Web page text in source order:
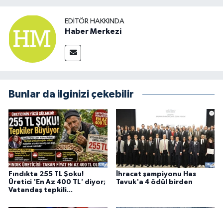
EDITÖR HAKKINDA
Haber Merkezi
Bunlar da ilginizi çekebilir
Fındıkta 255 TL Şoku!
Üretici 'En Az 400 TL' diyor;
Vatandaş tepkili...
İhracat şampiyonu Has
Tavuk'a 4 ödül birden